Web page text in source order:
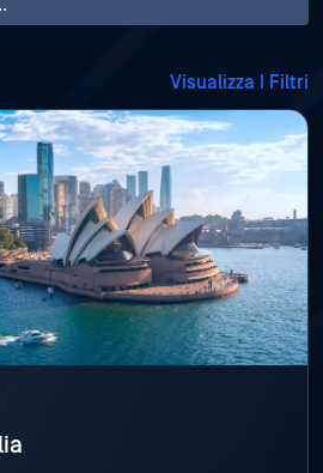
Visualizza I Filtri